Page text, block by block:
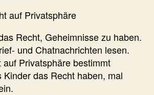
auf Privatsphäre
Recht, Geheimnisse zu haben.
und Chatnachrichten lesen.
auf Privatsphäre bestimmt
das Recht haben, mal